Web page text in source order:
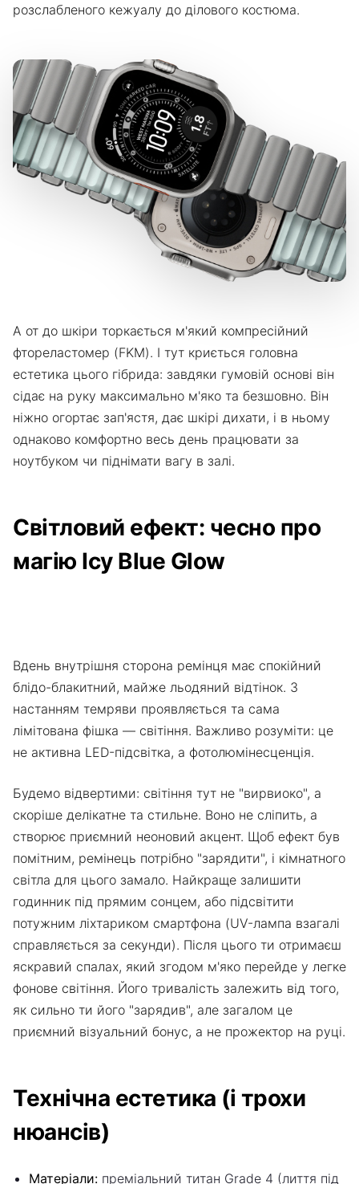
розслабленого кежуалу до ділового костюма.
А от до шкіри торкається м'який компресійний
фтореластомер (FKM). І тут криється головна
естетика цього гібрида: завдяки гумовій основі він
сідає на руку максимально м'яко та безшовно. Він
ніжно огортає зап'ястя, дає шкірі дихати, і в ньому
однаково комфортно весь день працювати за
ноутбуком чи піднімати вагу в залі.
Світловий ефект: чесно про
магію Icy Blue Glow
Вдень внутрішня сторона ремінця має спокійний
блідо-блакитний, майже льодяний відтінок. З
настанням темряви проявляється та сама
лімітована фішка — світіння. Важливо розуміти: це
не активна LED-підсвітка, а фотолюмінесценція.
Будемо відвертими: світіння тут не "вирвиоко", а
скоріше делікатне та стильне. Воно не сліпить, а
створює приємний неоновий акцент. Щоб ефект був
помітним, ремінець потрібно "зарядити", і кімнатного
світла для цього замало. Найкраще залишити
годинник під прямим сонцем, або підсвітити
потужним ліхтариком смартфона (UV-лампа взагалі
справляється за секунди). Після цього ти отримаєш
яскравий спалах, який згодом м'яко перейде у легке
фонове світіння. Його тривалість залежить від того,
як сильно ти його "зарядив", але загалом це
приємний візуальний бонус, а не прожектор на руці.
Технічна естетика (і трохи
нюансів)
Матеріали: преміальний титан Grade 4 (лиття під